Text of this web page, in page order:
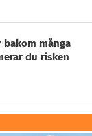
många
du risken